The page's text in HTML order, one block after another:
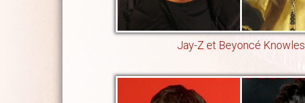
Jay-Z et Beyoncé Knowles